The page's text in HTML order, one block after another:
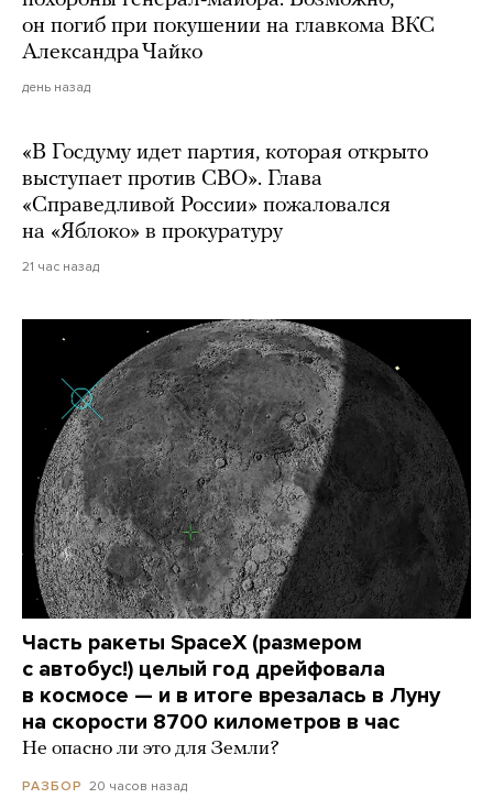
он погиб при покушении на главкома ВКС
Александра Чайко
день назад
«В Госдуму идет партия, которая открыто
выступает против СВО». Глава
«Справедливой России» пожаловался
на «Яблоко» в прокуратуру
21 час назад
Часть ракеты SpaceX (размером
с автобус!) целый год дрейфовала
в космосе — и в итоге врезалась в Луну
на скорости 8700 километров в час
Не опасно ли это для Земли?
РАЗБОР 20 часов назад